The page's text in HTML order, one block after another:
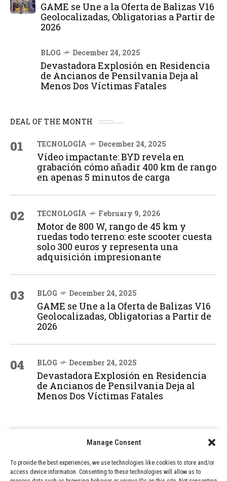
Manage Consent
To provide the best experiences, we use technologies like cookies to store and/or
access device information. Consenting to these technologies will allow us to
GAME se Une a la Oferta de Balizas V16
Geolocalizadas, Obligatorias a Partir de
2026
BLOG December 24, 2025
Devastadora Explosión en Residencia
de Ancianos de Pensilvania Deja al
Menos Dos Víctimas Fatales
DEAL OF THE MONTH
01 TECNOLOGÍA December 24, 2025
Vídeo impactante: BYD revela en
grabación cómo añadir 400 km de rango
en apenas 5 minutos de carga
02 TECNOLOGÍA February 9, 2026
Motor de 800 W, rango de 45 km y
ruedas todo terreno: este scooter cuesta
solo 300 euros y representa una
adquisición impresionante
03 BLOG December 24, 2025
GAME se Une a la Oferta de Balizas V16
Geolocalizadas, Obligatorias a Partir de
2026
04 BLOG December 24, 2025
Devastadora Explosión en Residencia
de Ancianos de Pensilvania Deja al
Menos Dos Víctimas Fatales